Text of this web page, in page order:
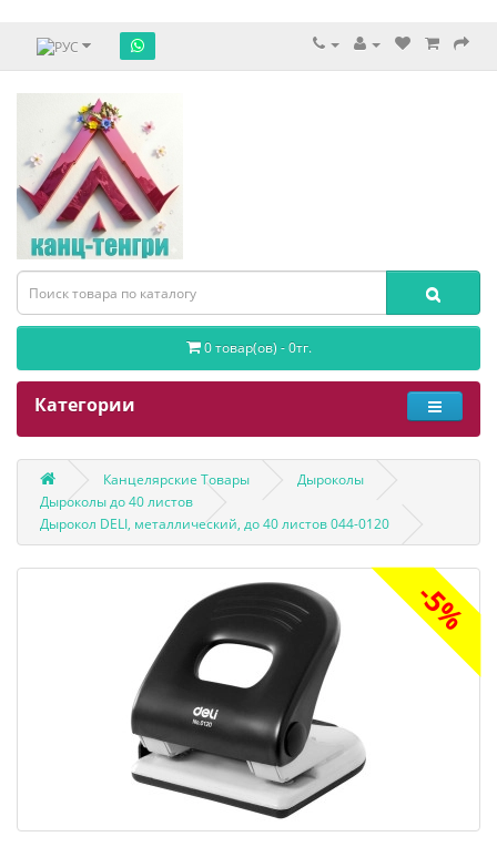
0 товар(ов) - 0тг.
Категории
Канцелярские Товары
Дыроколы
Дыроколы до 40 листов
Дырокол DELI, металлический, до 40 листов 044-0120
-5%